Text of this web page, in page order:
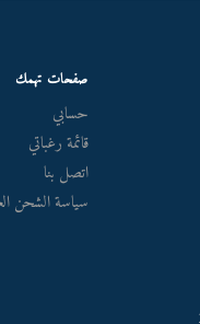
صفحات تهمك
حسابي
قائمة رغباتي
اتصل بنا
سياسة الشحن